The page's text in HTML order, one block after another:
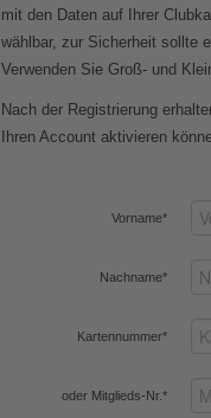
mit den Daten auf Ihrer
wählbar, zur Sicherheit sollte
Verwenden Sie Groß- und
Nach der Registrierung
Ihren Account aktivieren
Vorname*
Nachname*
Kartennummer*
oder Mitglieds-Nr.*